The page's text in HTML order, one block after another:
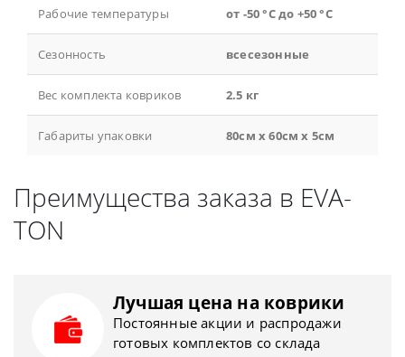
Рабочие температуры от -50 °С до +50 °С
Сезонность всесезонные
Вес комплекта ковриков 2.5 кг
Габариты упаковки 80см x 60см x 5см
Преимущества заказа в EVA-
TON
Лучшая цена на коврики
Постоянные акции и распродажи
готовых комплектов со склада